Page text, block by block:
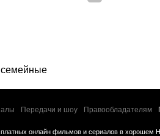
Передачи и шоу Правообладателям
онлайн фильмов и сериалов в хорошем